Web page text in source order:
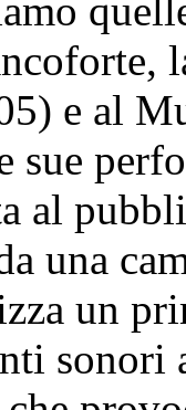
e al
al
una
un
sonori